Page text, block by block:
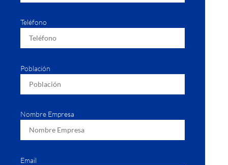
Teléfono
Población
Nombre Empresa
Email